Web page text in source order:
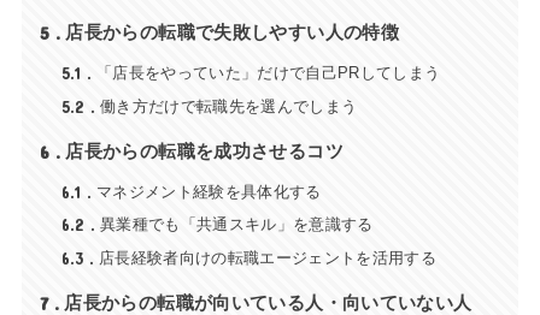
5 店長からの転職で失敗しやすい人の特徴
5.1 「店長をやっていた」だけで自己PRしてしまう
5.2 働き方だけで転職先を選んでしまう
6 店長からの転職を成功させるコツ
6.1 マネジメント経験を具体化する
6.2 異業種でも「共通スキル」を意識する
6.3 店長経験者向けの転職エージェントを活用する
7 店長からの転職が向いている人・向いていない人